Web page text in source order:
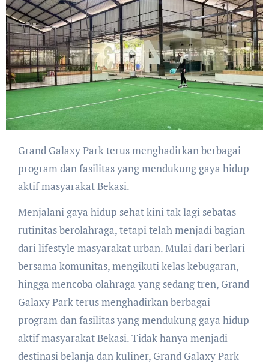
Grand Galaxy Park terus menghadirkan berbagai
program dan fasilitas yang mendukung gaya hidup
aktif masyarakat Bekasi.
Menjalani gaya hidup sehat kini tak lagi sebatas
rutinitas berolahraga, tetapi telah menjadi bagian
dari lifestyle masyarakat urban. Mulai dari berlari
bersama komunitas, mengikuti kelas kebugaran,
hingga mencoba olahraga yang sedang tren, Grand
Galaxy Park terus menghadirkan berbagai
program dan fasilitas yang mendukung gaya hidup
aktif masyarakat Bekasi. Tidak hanya menjadi
destinasi belanja dan kuliner, Grand Galaxy Park